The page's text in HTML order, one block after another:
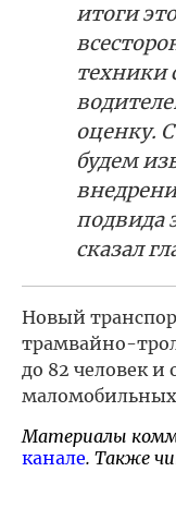
итоги
техники
оценку.
будем
подвида
сказал
Новый
трамвайно-
до 82 человек и
Материалы
канале. Также